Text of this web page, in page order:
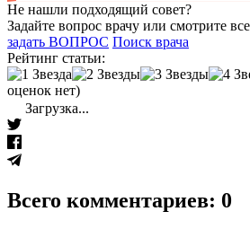
Не нашли подходящий совет?
Задайте вопрос врачу или смотрите
задать ВОПРОС Поиск врача
Рейтинг статьи:
оценок нет)
Загрузка...
Всего комментариев: 0